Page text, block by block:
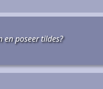
en poseer tildes?